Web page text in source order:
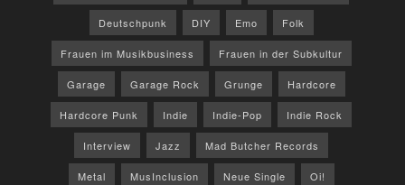
Deutschpunk DIY Emo Folk
Frauen im Musikbusiness Frauen in der Subkultur
Garage Garage Rock Grunge Hardcore
Hardcore Punk Indie Indie-Pop Indie Rock
Interview Jazz Mad Butcher Records
Metal MusInclusion Neue Single Oi!